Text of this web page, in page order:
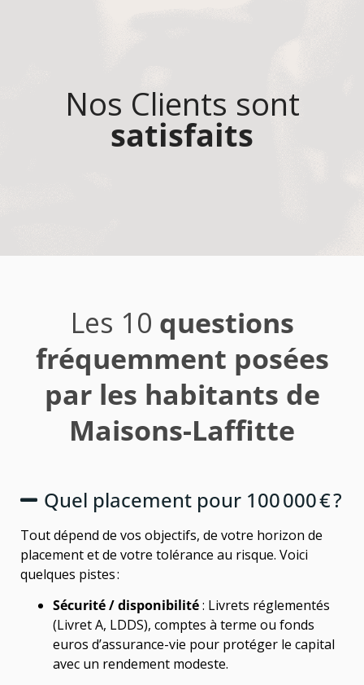
Nos Clients sont
satisfaits
Les 10 questions
fréquemment posées
par les habitants de
Maisons-Laffitte
Quel placement pour 100 000 € ?
Tout dépend de vos objectifs, de votre horizon de
placement et de votre tolérance au risque. Voici
quelques pistes :
Sécurité / disponibilité: Livrets réglementés
(Livret A, LDDS), comptes à terme ou fonds
euros d’assurance-vie pour protéger le capital
avec un rendement modeste.